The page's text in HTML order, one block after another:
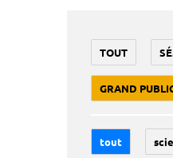
TOUT
GRAND
tout